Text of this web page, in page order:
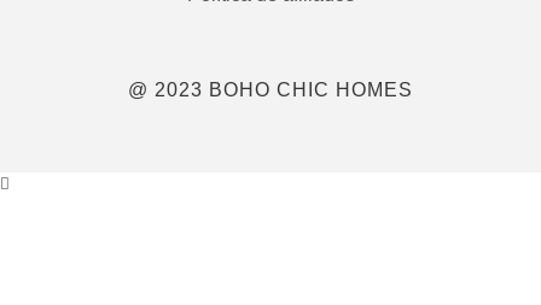
@ 2023 BOHO CHIC HOMES